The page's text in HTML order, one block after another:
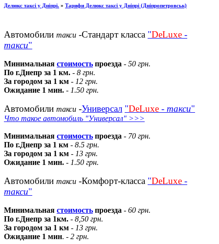
Делюкс таксі у Дніпрі. » Тарифи Делюкс таксі у Дніпрі (Дніпропетровськ)
Автомобили такси -Стандарт класса "DeLuxe -
такси"
Минимальная стоимость проезда - 50 грн.
По г.Днепр за 1 км. - 8 грн.
За городом за 1 км - 12 грн.
Ожидание 1 мин. - 1.50 грн.
Автомобили такси -Универсал "DeLuxe - такси"
Что такое автомобиль "Универсал" >>>
Минимальная стоимость проезда - 70 грн.
По г.Днепр за 1 км - 8.5 грн.
За городом за 1 км - 13 грн.
Ожидание 1 мин. - 1.50 грн.
Автомобили такси -Комфорт-класса "DeLuxe -
такси"
Минимальная стоимость проезда - 60 грн.
По г.Днепр за 1км. - 8,50 грн.
За городом за 1 км - 13 грн.
Ожидание 1 мин. - 2 грн.